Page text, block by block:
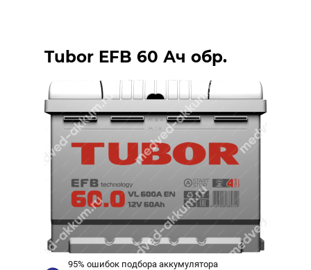
Tubor EFB 60 Ач обр.
95% ошибок подбора аккумулятора